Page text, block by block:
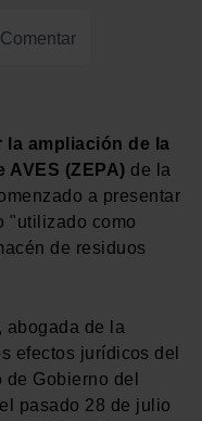
Comentar
la ampliación de la
(ZEPA) de la
a presentar
"utilizado como
de residuos
abogada de la
efectos jurídicos del
Gobierno del
pasado 28 de julio